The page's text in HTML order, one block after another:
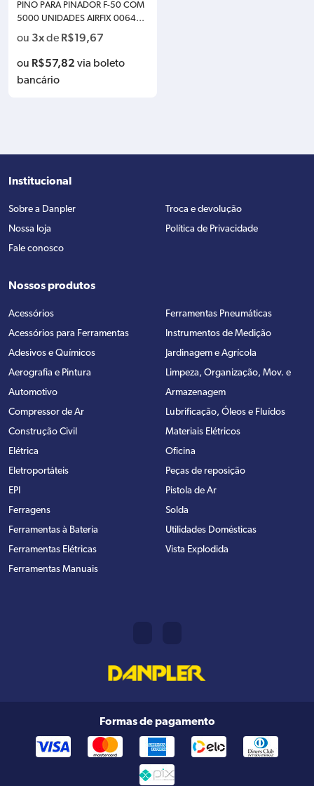
PINO PARA PINADOR F-50 COM
5000 UNIDADES AIRFIX 006485
ou 3xde R$19,67
ou R$57,82 via boleto
bancário
Institucional
Sobre a Danpler
Nossa loja
Fale conosco
Troca e devolução
Política de Privacidade
Nossos produtos
Acessórios
Acessórios para Ferramentas
Adesivos e Químicos
Aerografia e Pintura
Automotivo
Compressor de Ar
Construção Civil
Elétrica
Eletroportáteis
EPI
Ferragens
Ferramentas à Bateria
Ferramentas Elétricas
Ferramentas Manuais
Ferramentas Pneumáticas
Instrumentos de Medição
Jardinagem e Agrícola
Limpeza, Organização, Mov. e
Armazenagem
Lubrificação, Óleos e Fluídos
Materiais Elétricos
Oficina
Peças de reposição
Pistola de Ar
Solda
Utilidades Domésticas
Vista Explodida
Formas de pagamento